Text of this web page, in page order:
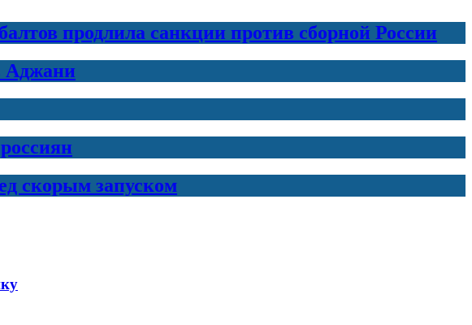
продлила санкции против сборной России
Аджани
скорым запуском